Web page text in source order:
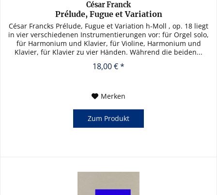
César Franck
Prélude, Fugue et Variation
César Francks Prélude, Fugue et Variation h-Moll , op. 18 liegt
in vier verschiedenen Instrumentierungen vor: für Orgel solo,
für Harmonium und Klavier, für Violine, Harmonium und
Klavier, für Klavier zu vier Händen. Während die beiden...
18,00 € *
Merken
Zum Produkt